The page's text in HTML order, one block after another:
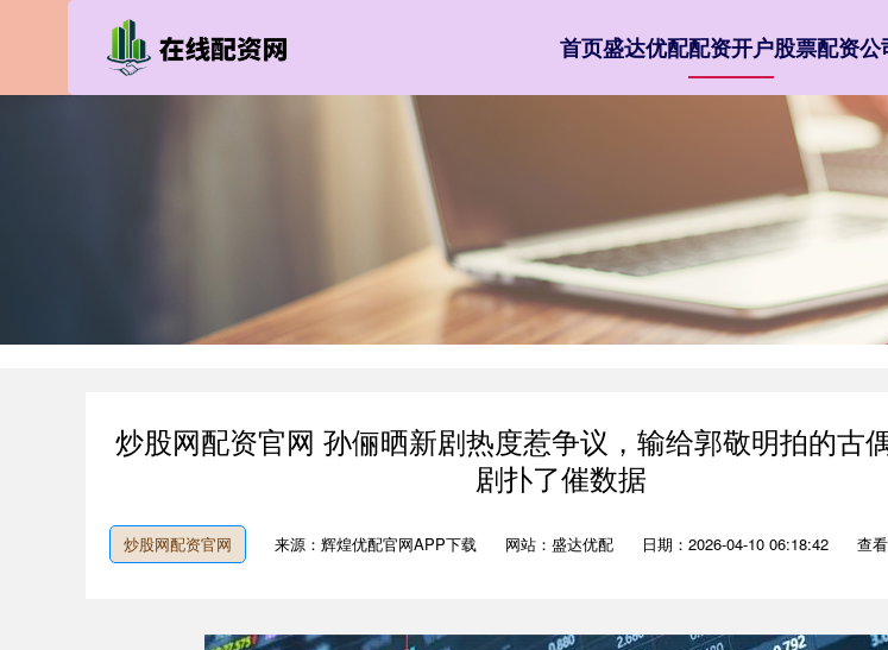
首页盛达优配配资开户股票配资公
炒股网配资官网 孙俪晒新剧热度惹争议，输给郭敬明拍的古
剧扑了催数据
炒股网配资官网 来源：辉煌优配官网APP下载 网站：盛达优配 日期：2026-04-10 06:18:42 查